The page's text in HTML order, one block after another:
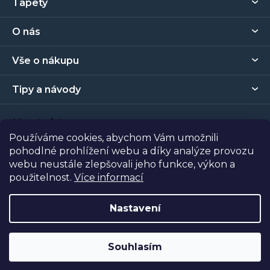
Používáme cookies, abychom Vám umožnili
pohodlné prohlížení webu a díky analýze provozu
webu neustále zlepšovali jeho funkce, výkon a
použitelnost. Více informací
Nastavení
Souhlasím
a
í
Tapety
O nás
Vše o nákupu
Tipy a návody
Kontakt
Prodejna
Vytvořil Shoptet| NakódovalShopcode
Copyright 2026Tapety Metro Florenc. Všechna práva
vyhrazena.
Odstoupit od smlouvy